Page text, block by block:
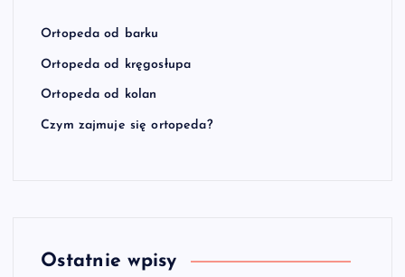
Ortopeda od barku
Ortopeda od kręgosłupa
Ortopeda od kolan
Czym zajmuje się ortopeda?
Ostatnie wpisy